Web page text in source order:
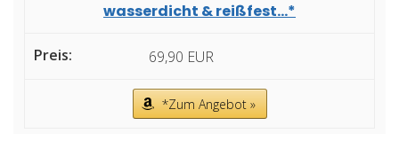
wasserdicht & reißfest...*
69,90 EUR
*Zum Angebot »